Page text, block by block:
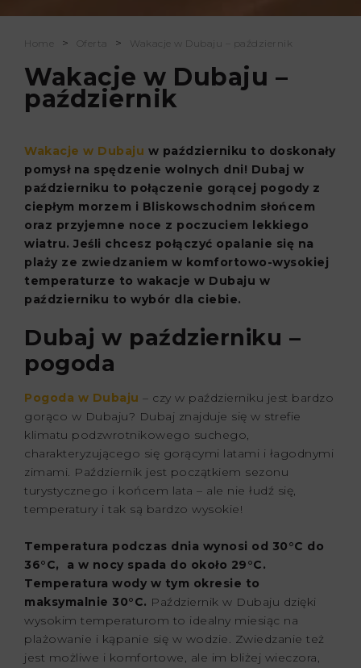
Home > Oferta > Wakacje w Dubaju – październik
Wakacje w Dubaju –
październik
Wakacje w Dubaju w październiku to doskonały
pomysł na spędzenie wolnych dni! Dubaj w
październiku to połączenie gorącej pogody z
ciepłym morzem i Bliskowschodnim słońcem
oraz przyjemne noce z poczuciem lekkiego
wiatru. Jeśli chcesz połączyć opalanie się na
plaży ze zwiedzaniem w komfortowo-wysokiej
temperaturze to wakacje w Dubaju w
październiku to wybór dla ciebie.
Dubaj w październiku –
pogoda
Pogoda w Dubaju – czy w październiku jest bardzo
gorąco w Dubaju? Dubaj znajduje się w strefie
klimatu podzwrotnikowego suchego,
charakteryzującego się gorącymi latami i łagodnymi
zimami. Październik jest początkiem sezonu
turystycznego i końcem lata – ale nie łudź się,
temperatury i tak są bardzo wysokie!
Temperatura podczas dnia wynosi od 30°C do
36°C, a w nocy spada do około 29°C.
Temperatura wody w tym okresie to
maksymalnie 30°C. Październik w Dubaju dzięki
wysokim temperaturom to idealny miesiąc na
plażowanie i kąpanie się w wodzie. Zwiedzanie też
jest możliwe i komfortowe, ale im bliżej wieczora,